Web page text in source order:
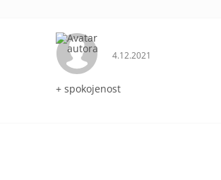
5 z 5 hvězdiček. Hodnocení obchodu
4.12.2021
+ spokojenost